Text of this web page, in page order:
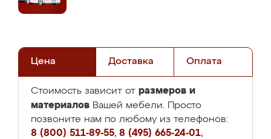
Цена Доставка Оплата
Стоимость зависит от размеров и
материалов Вашей мебели. Просто
позвоните нам по любому из телефонов:
8 (800) 511-89-55, 8 (495) 665-24-01,